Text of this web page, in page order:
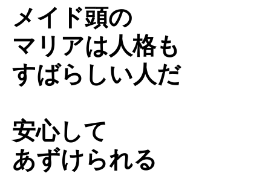
メイド頭の
マリアは人格も
すばらしい人だ
安心して
あずけられる